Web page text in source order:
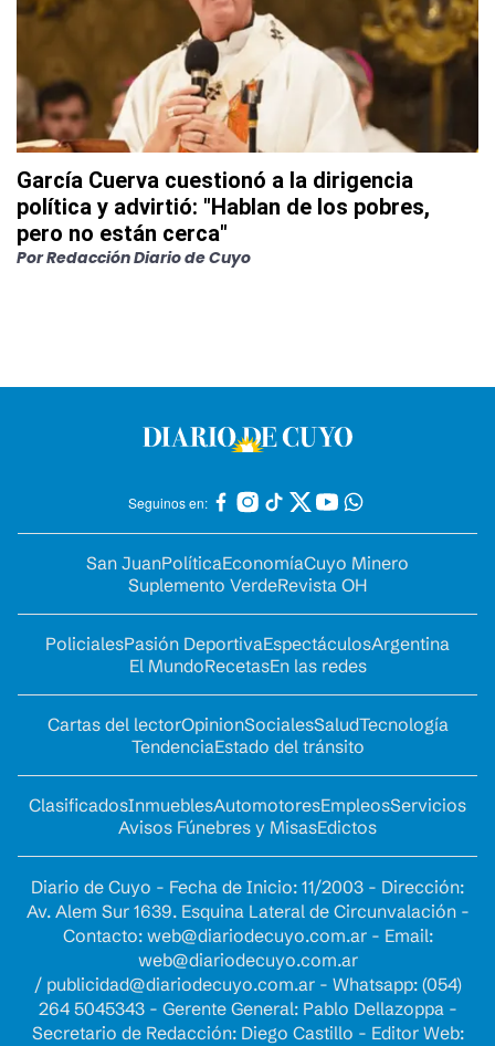
García Cuerva cuestionó a la dirigencia
política y advirtió: "Hablan de los pobres,
pero no están cerca"
PorRedacción Diario de Cuyo
Seguinos en:
San JuanPolíticaEconomíaCuyo Minero
Suplemento VerdeRevista OH
PolicialesPasión DeportivaEspectáculosArgentina
El MundoRecetasEn las redes
Cartas del lectorOpinionSocialesSaludTecnología
TendenciaEstado del tránsito
ClasificadosInmueblesAutomotoresEmpleosServicios
Avisos Fúnebres y MisasEdictos
Diario de Cuyo - Fecha de Inicio: 11/2003 - Dirección:
Av. Alem Sur 1639. Esquina Lateral de Circunvalación -
Contacto: web@diariodecuyo.com.ar- Email:
web@diariodecuyo.com.ar
/ publicidad@diariodecuyo.com.ar- Whatsapp: (054)
264 5045343 - Gerente General: Pablo Dellazoppa -
Secretario de Redacción: Diego Castillo - Editor Web: